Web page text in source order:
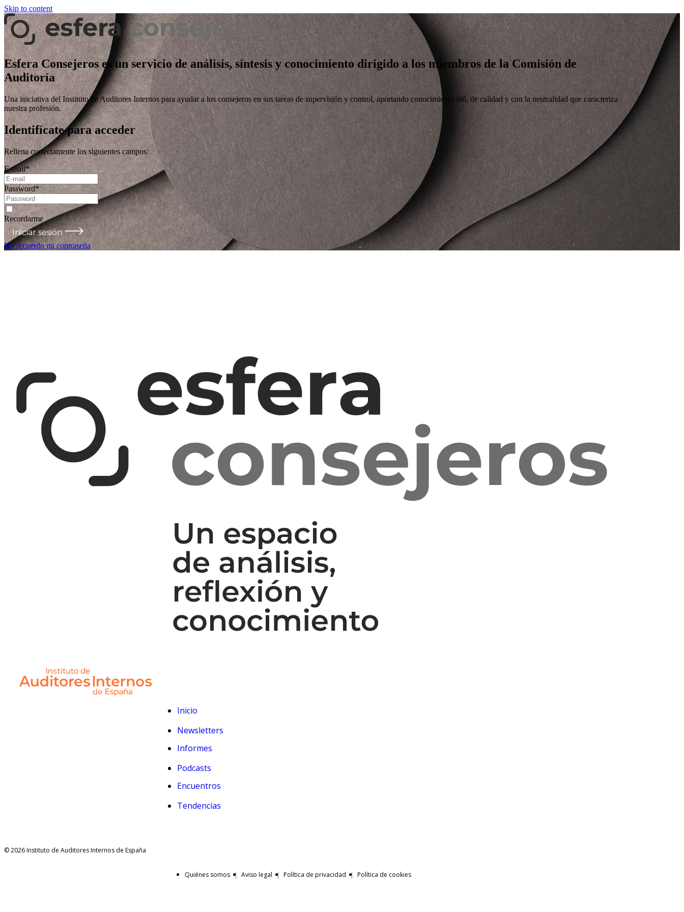
Skip to content
Esfera Consejeros es un servicio de análisis, síntesis y conocimiento dirigido a los miembros de la Comisión de
Auditoría
Una iniciativa del Instituto de Auditores Internos para ayudar a los consejeros en sus tareas de supervisión y control, aportando conocimiento útil, de calidad y con la neutralidad que caracteriza
nuestra profesión.
Identifícate para acceder
Rellena correctamente los siguientes campos:
E-mail*
Password*
Recordarme
Iniciar sesión
No recuerdo mi contraseña
Inicio
Newsletters
Informes
Podcasts
Encuentros
Tendencias
© 2026 Instituto de Auditores Internos de España
Quiénes somos Aviso legal Política de privacidad Política de cookies